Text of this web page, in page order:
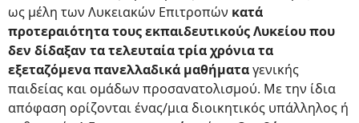
ως μέλη των Λυκειακών Επιτροπών κατά
προτεραιότητα τους εκπαιδευτικούς Λυκείου που
δεν δίδαξαν τα τελευταία τρία χρόνια τα
εξεταζόμενα πανελλαδικά μαθήματαγενικής
παιδείας και ομάδων προσανατολισμού. Με την ίδια
απόφαση ορίζονται ένας/μια διοικητικός υπάλληλος ή